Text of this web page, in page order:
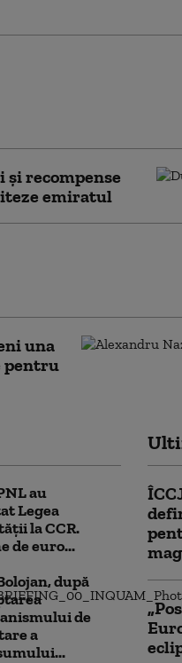
recompense
emiratul
una
pentru
au
Legea
la CCR.
de euro...
după
de
a